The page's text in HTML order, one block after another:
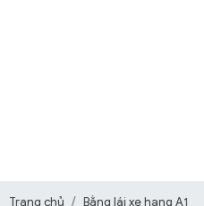
Trang chủ Bằng lái xe hạng A1